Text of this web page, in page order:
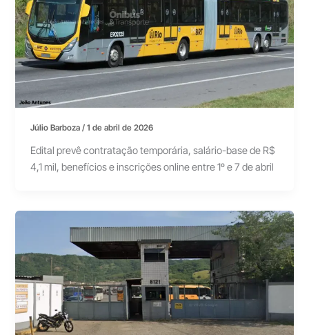
Júlio Barboza/1 de abril de 2026
Edital prevê contratação temporária, salário-base de R$
4,1 mil, benefícios e inscrições online entre 1º e 7 de abril